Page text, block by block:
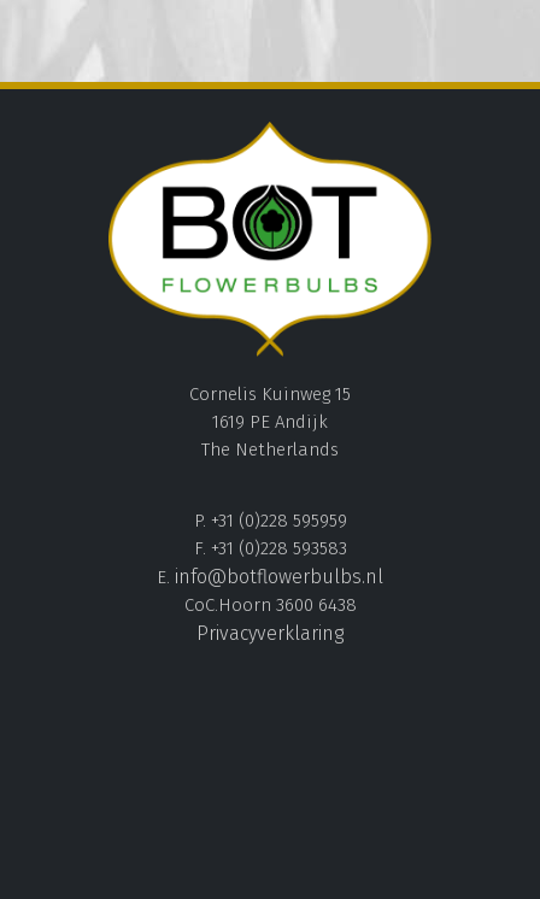
Cornelis Kuinweg 15
1619 PE Andijk
The Netherlands
P. +31 (0)228 595959
F. +31 (0)228 593583
E. info@botflowerbulbs.nl
CoC.Hoorn 3600 6438
Privacyverklaring